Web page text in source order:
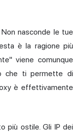
nasconde le tue
è la ragione più
viene comunque
che ti permette di
è effettivamente
più ostile. Gli IP dei